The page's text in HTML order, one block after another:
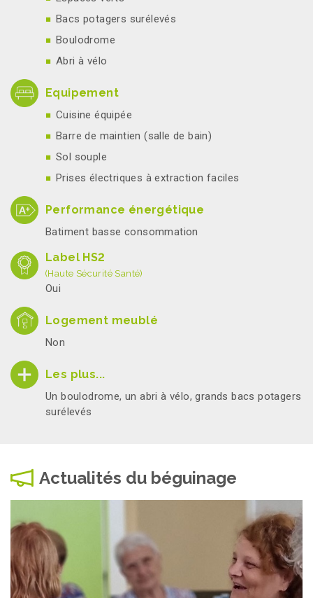
Bacs potagers surélevés
Boulodrome
Abri à vélo
Equipement
Cuisine équipée
Barre de maintien (salle de bain)
Sol souple
Prises électriques à extraction faciles
Performance énergétique
Batiment basse consommation
Label HS2
(Haute Sécurité Santé)
Oui
Logement meublé
Non
Les plus...
Un boulodrome, un abri à vélo, grands bacs potagers
surélevés
Actualités du béguinage